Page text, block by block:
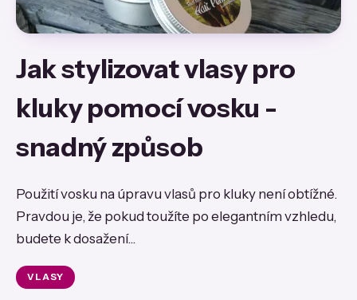
Jak stylizovat vlasy pro
kluky pomocí vosku -
snadný způsob
Použití vosku na úpravu vlasů pro kluky není obtížné.
Pravdou je, že pokud toužíte po elegantním vzhledu,
budete k dosažení...
VLASY